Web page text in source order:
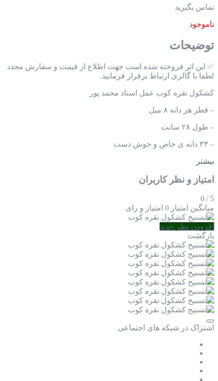
تماس بگیرید
ناموجود
توضیحات
✅ این اثر فروخته شده است جهت اطلاع از قیمت و سفارش مجدد
لطفا با گالری ارتباط برقرار فرمایید.
کشکول نقره کوب عمل استاد محمد پور
– قطر هر دانه ۸ میل
– طول ۲۸ سانت
– ۳۳ دانه ی خاص و خوش دست
بیشتر
امتیاز و نظر کاربران
5
/
0
میانگین امتیاز 0 امتیاز و رای
افزودن نظر جدید
بازگشت
اشتراک در شبکه های اجتماعی